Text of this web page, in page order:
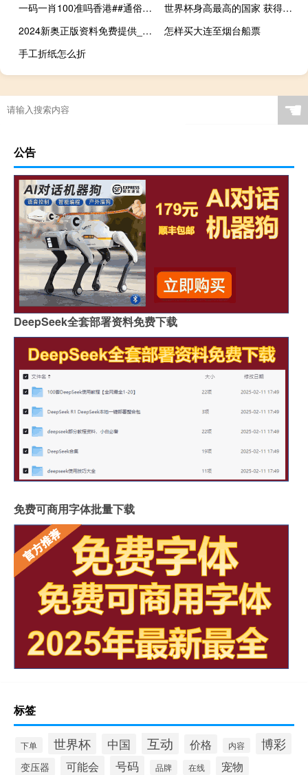
一码一肖100准吗香港##通俗的数据对比解释解答-2244.ISO.387
世界杯身高最高的国家 获得世界杯最多的球员
2024新奥正版资料免费提供_百度人工智能_安卓版636.64.24
怎样买大连至烟台船票
手工折纸怎么折
☚
公告
DeepSeek全套部署资料免费下载
免费可商用字体批量下载
标签
下单 世界杯 中国 互动 价格 内容 博彩
变压器 可能会 号码 品牌 在线 宠物